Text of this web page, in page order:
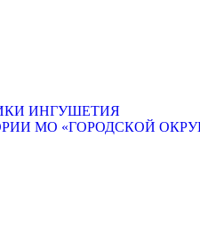
ИНГУШЕТИЯ
МО «ГОРОДСКОЙ ОКРУГ